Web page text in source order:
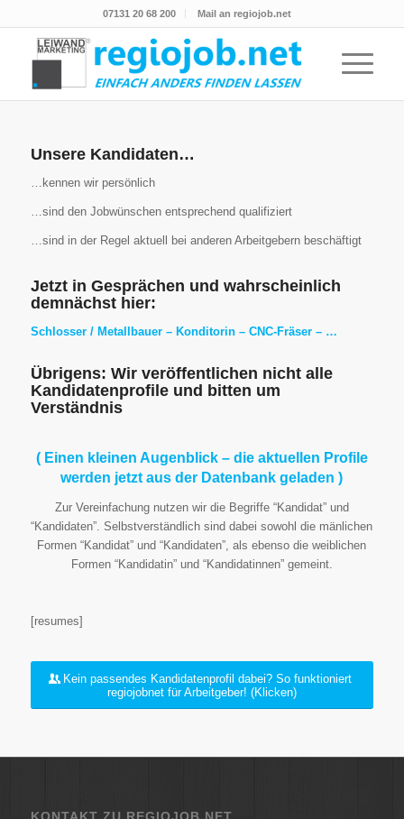
07131 20 68 200 Mail an regiojob.net
Unsere Kandidaten…
…kennen wir persönlich
…sind den Jobwünschen entsprechend qualifiziert
…sind in der Regel aktuell bei anderen Arbeitgebern beschäftigt
Jetzt in Gesprächen und wahrscheinlich
demnächst hier:
Schlosser / Metallbauer – Konditorin – CNC-Fräser – …
Übrigens: Wir veröffentlichen nicht alle
Kandidatenprofile und bitten um
Verständnis
( Einen kleinen Augenblick – die aktuellen Profile
werden jetzt aus der Datenbank geladen )
Zur Vereinfachung nutzen wir die Begriffe “Kandidat” und
“Kandidaten”. Selbstverständlich sind dabei sowohl die mänlichen
Formen “Kandidat” und “Kandidaten”, als ebenso die weiblichen
Formen “Kandidatin” und “Kandidatinnen” gemeint.
[resumes]
Kein passendes Kandidatenprofil dabei? So funktioniert
regiojobnet für Arbeitgeber! (Klicken)
KONTAKT ZU REGIOJOB.NET